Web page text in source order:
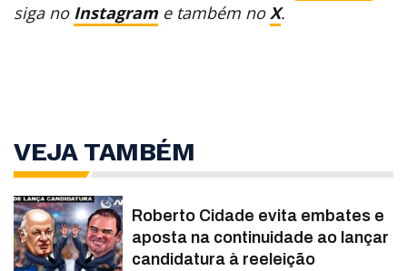
siga no Instagram e também noX.
VEJA TAMBÉM
Roberto Cidade evita embates e
aposta na continuidade ao lançar
candidatura à reeleição